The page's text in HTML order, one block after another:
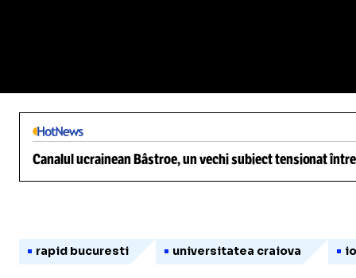
Canalul ucrainean Bâstroe, un vechi subiect tensionat
rapid bucuresti universitatea craiova